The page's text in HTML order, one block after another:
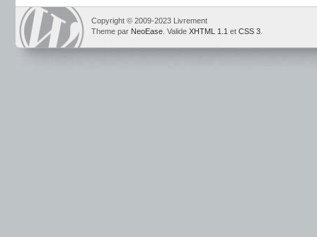
Copyright © 2009-2023 Livrement
Theme par NeoEase . Valide XHTML 1.1 et CSS 3